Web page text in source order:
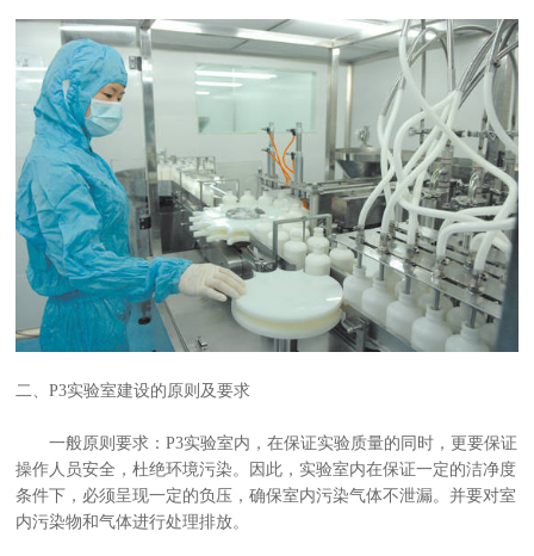
二、P3实验室建设的原则及要求
一般原则要求：P3实验室内，在保证实验质量的同时，更要保证
操作人员安全，杜绝环境污染。因此，实验室内在保证一定的洁净度
条件下，必须呈现一定的负压，确保室内污染气体不泄漏。并要对室
内污染物和气体进行处理排放。